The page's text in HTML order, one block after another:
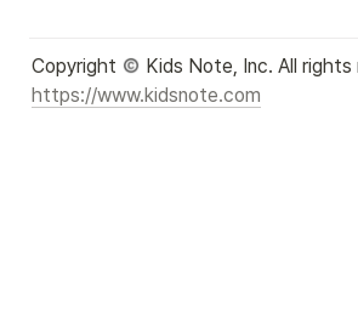
Copyright
https://www.kidsnote.com